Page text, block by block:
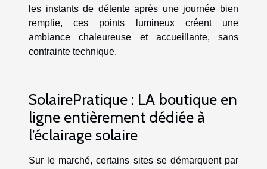
les instants de détente après une journée bien
remplie, ces points lumineux créent une
ambiance chaleureuse et accueillante, sans
contrainte technique.
SolairePratique : LA boutique en
ligne entièrement dédiée à
l’éclairage solaire
Sur le marché, certains sites se démarquent par